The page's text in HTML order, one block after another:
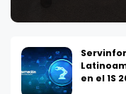
en el 1S